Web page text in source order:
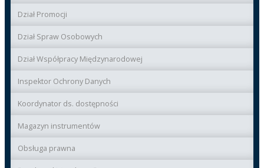
Dział Promocji
Dział Spraw Osobowych
Dział Współpracy Międzynarodowej
Inspektor Ochrony Danych
Koordynator ds. dostępności
Magazyn instrumentów
Obsługa prawna